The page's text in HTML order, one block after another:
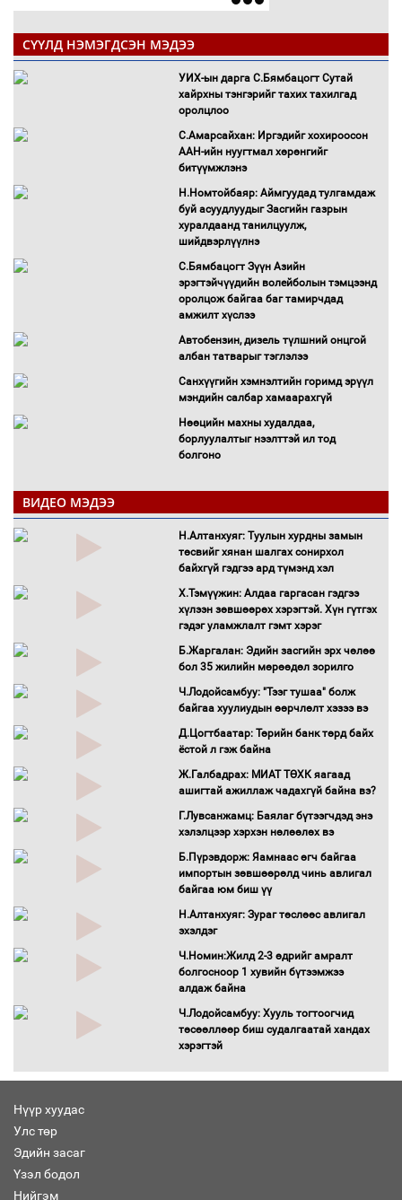
СҮҮЛД НЭМЭГДСЭН МЭДЭЭ
УИХ-ын дарга С.Бямбацогт Сутай
хайрхны тэнгэрийг тахих тахилгад
оролцлоо
С.Амарсайхан: Иргэдийг хохироосон
ААН-ийн нуугтмал хөрөнгийг
битүүмжлэнэ
Н.Номтойбаяр: Аймгуудад тулгамдаж
буй асуудлуудыг Засгийн газрын
хуралдаанд танилцуулж,
шийдвэрлүүлнэ
С.Бямбацогт Зүүн Азийн
эрэгтэйчүүдийн волейболын тэмцээнд
оролцож байгаа баг тамирчдад
амжилт хүслээ
Автобензин, дизель түлшний онцгой
албан татварыг тэглэлээ
Санхүүгийн хэмнэлтийн горимд эрүүл
мэндийн салбар хамаарахгүй
Нөөцийн махны худалдаа,
борлуулалтыг нээлттэй ил тод
болгоно
16 төрлийн эмийг нэг эх үүсвэрээс
худалдан авах журмыг баталлаа
Бүх шатанд хэмнэлтийн горимд
гадаад томилолтыг хориглолоо
Сайд нар төсвөө хэрхэн зарцуулах вэ?
Засгийн газрын ээлжит хуралдаан
болж байна
Автомашинд улсын дугаарын тэгш,
сондгойгоор шатахуун олгоно
Бага орлоготой иргэдийн орлогод
татвар ногдуулахгүй байх эрх зүйн
Хөшөө бүтсэн түүхийг өгүүлэх 7
Хөвсгөл нуурын лусыг тахих төрийн
“Хар жагсаалт”-ын асуудлыг цэгцлэх
чиглэлээр Монголбанкны удирдлагад
Ерөнхий сайд Н.Учрал олимпиадын
өгөхөөр болов
Энэ намар 1-6 дугаар ангийн
үйлчилнэ
Аймгуудад баригдаж буй ДЦС-ын
Улсын хэмжээнд АИ-92 автобензиний
ВИДЕО МЭДЭЭ
Н.Алтанхуяг: Туулын хурдны замын
төсвийг хянан шалгах сонирхол
байхгүй гэдгээ ард түмэнд хэл
Х.Тэмүүжин: Алдаа гаргасан гэдгээ
хүлээн зөвшөөрөх хэрэгтэй. Хүн гүтгэх
гэдэг уламжлалт гэмт хэрэг
Б.Жаргалан: Эдийн засгийн эрх чөлөө
бол 35 жилийн мөрөөдөл зорилго
Ч.Лодойсамбуу: "Тээг тушаа" болж
байгаа хуулиудын өөрчлөлт хэзээ вэ
Д.Цогтбаатар: Төрийн банк төрд байх
ёстой л гэж байна
Ж.Галбадрах: МИАТ ТӨХК яагаад
ашигтай ажиллаж чадахгүй байна вэ?
Г.Лувсанжамц: Баялаг бүтээгчдэд энэ
хэлэлцээр хэрхэн нөлөөлөх вэ
Б.Пүрэвдорж: Яамнаас өгч байгаа
импортын зөвшөөрөлд чинь авлигал
байгаа юм биш үү
Н.Алтанхуяг: Зураг төслөөс авлигал
эхэлдэг
Ч.Номин:Жилд 2-3 өдрийг амралт
болгосноор 1 хувийн бүтээмжээ
алдаж байна
Ч.Лодойсамбуу: Хууль тогтоогчид
төсөөллөөр биш судалгаатай хандах
хэрэгтэй
Нүүр хуудас
Улс төр
Эдийн засаг
Үзэл бодол
Нийгэм